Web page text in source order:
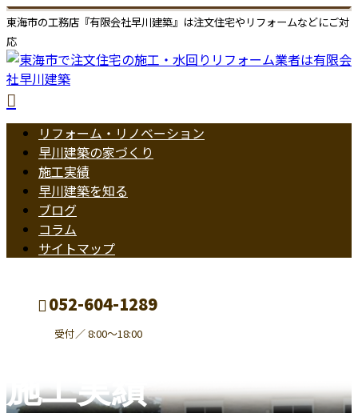
東海市の工務店『有限会社早川建築』は注文住宅やリフォームなどにご対
応
リフォーム・リノベーション
早川建築の家づくり
施工実績
早川建築を知る
ブログ
コラム
サイトマップ
052-604-1289
受付／ 8:00～18:00
contact
施工実績